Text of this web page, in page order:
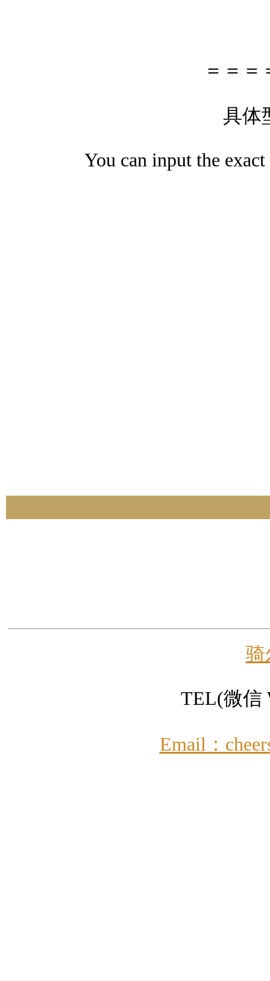
＝＝
具体
You can input the
骑
TEL(微信
Email：